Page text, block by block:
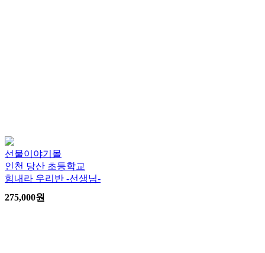
선물이야기몰
인천 당산 초등학교
힘내라 우리반 -선생님-
275,000원